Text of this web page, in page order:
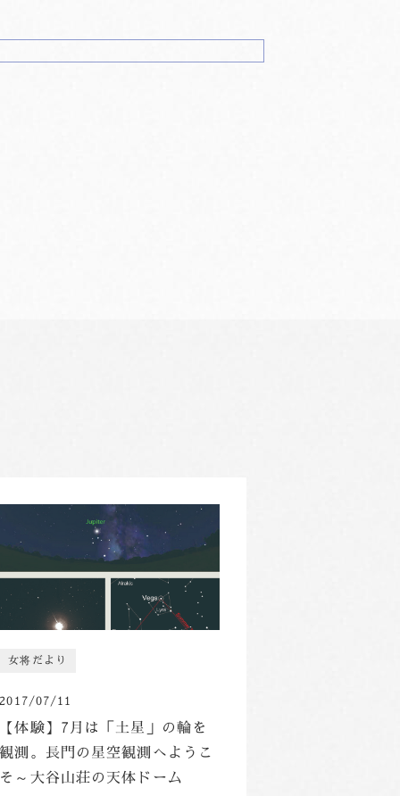
女将だより
2017/07/11
【体験】7月は「土星」の輪を
観測。長門の星空観測へようこ
そ～大谷山荘の天体ドーム